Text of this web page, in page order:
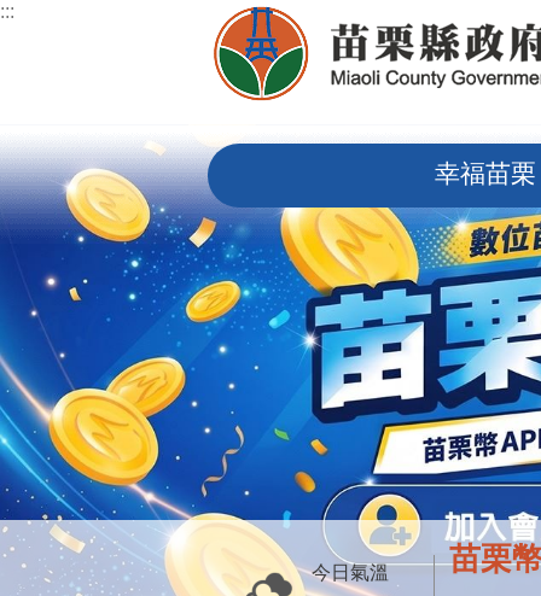
跳到主要內容區塊
:::
幸福苗栗
苗栗
今日氣溫